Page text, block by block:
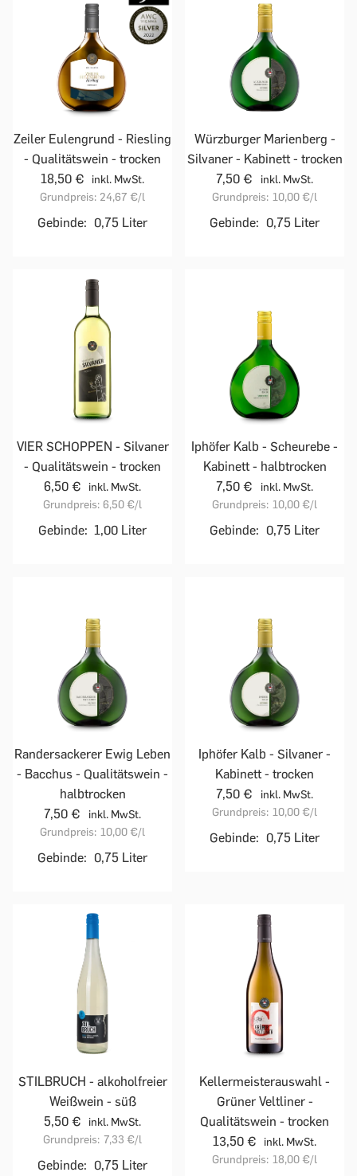
Zeiler Eulengrund - Riesling
- Qualitätswein - trocken
18,50 €
inkl. MwSt.
Grundpreis: 24,67 €/l
Gebinde: 0,75 Liter
Würzburger Marienberg -
Silvaner - Kabinett - trocken
7,50 €
inkl. MwSt.
Grundpreis: 10,00 €/l
Gebinde: 0,75 Liter
VIER SCHOPPEN - Silvaner
- Qualitätswein - trocken
6,50 €
inkl. MwSt.
Grundpreis: 6,50 €/l
Gebinde: 1,00 Liter
Iphöfer Kalb - Scheurebe -
Kabinett - halbtrocken
7,50 €
inkl. MwSt.
Grundpreis: 10,00 €/l
Gebinde: 0,75 Liter
Randersackerer Ewig Leben
- Bacchus - Qualitätswein -
halbtrocken
7,50 €
inkl. MwSt.
Grundpreis: 10,00 €/l
Gebinde: 0,75 Liter
Iphöfer Kalb - Silvaner -
Kabinett - trocken
7,50 €
inkl. MwSt.
Grundpreis: 10,00 €/l
Gebinde: 0,75 Liter
STILBRUCH - alkoholfreier
Weißwein - süß
5,50 €
inkl. MwSt.
Grundpreis: 7,33 €/l
Gebinde: 0,75 Liter
Kellermeisterauswahl -
Grüner Veltliner -
Qualitätswein - trocken
13,50 €
inkl. MwSt.
Grundpreis: 18,00 €/l